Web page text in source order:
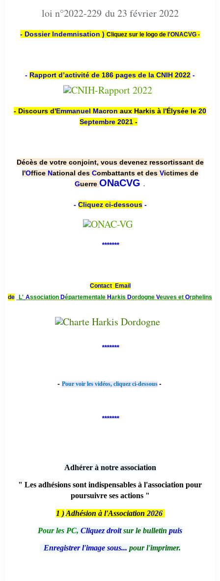
loi n°2022-229 du 23 février 2022
- Dossier Indemnisation ) Cliquez sur le logo de l'ONACVG -
- Rapport d’activité de 186 pages de la CNIH 2022 -
- Discours d'Emmanuel Macron aux Harkis à l'Élysée le 20
Septembre 2021 -
Décès de votre conjoint, vous devenez ressortissant de
l'Office National des Combattants et des Victimes de
Guerre ONaCVG .
- Cliquez ci-dessous-
*******
Contact Email
de
L' Association Départementale Harkis Dordogne Veuves et Orphelins
*******
- Pour voir les vidéos, cliquez ci-dessous -
*******
Adhérer à notre association
" Les adhésions sont indispensables à l'association pour
poursuivre ses actions "
1 ) Adhésion à l'Association 2026
Pour les PC, Cliquez droitsur le bulletin puis
Enregistrer l'image sous... pour l'imprimer.